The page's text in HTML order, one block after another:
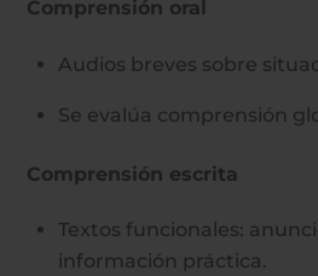
Comprensión oral
Audios breves sobre
Se evalúa comprensión
Comprensión escrita
Textos funcionales:
información práctica.